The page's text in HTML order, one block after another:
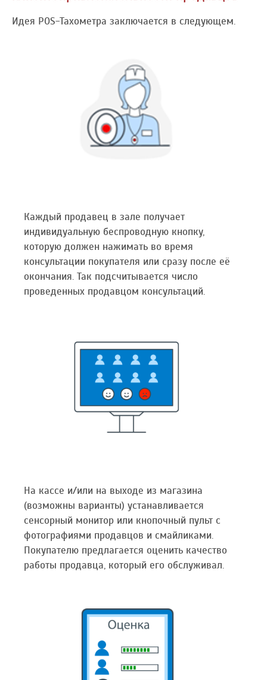
Идея POS-Тахометра заключается в следующем.
Каждый продавец в зале получает
индивидуальную беспроводную кнопку,
которую должен нажимать во время
консультации покупателя или сразу после её
окончания. Так подсчитывается число
проведенных продавцом консультаций.
На кассе и/или на выходе из магазина
(возможны варианты) устанавливается
сенсорный монитор или кнопочный пульт с
фотографиями продавцов и смайликами.
Покупателю предлагается оценить качество
работы продавца, который его обслуживал.